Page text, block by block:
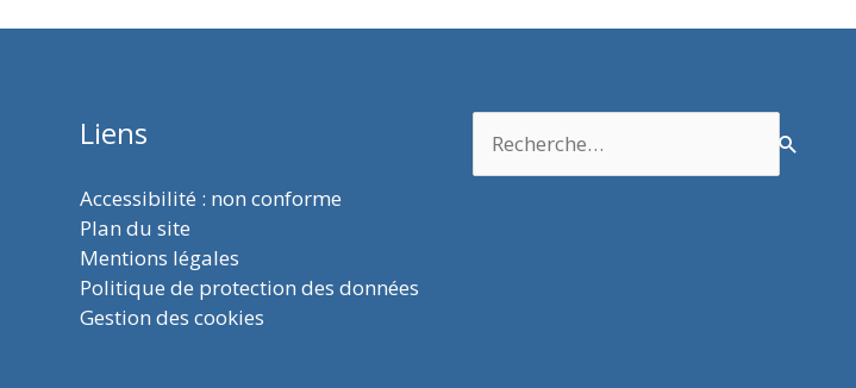
Liens
Accessibilité : non conforme
Plan du site
Mentions légales
Politique de protection des données
Gestion des cookies